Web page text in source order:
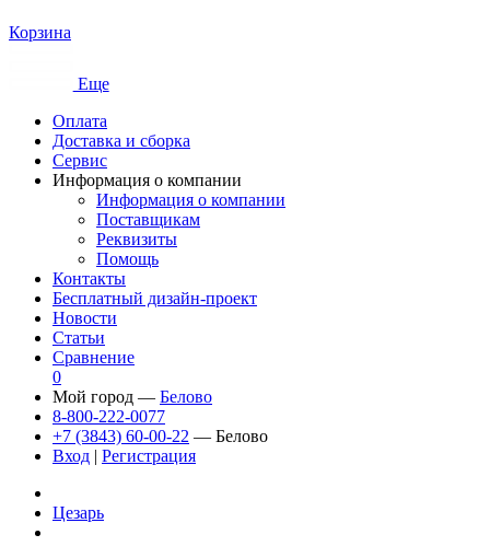
Корзина
Еще
Оплата
Доставка и сборка
Сервис
Информация о компании
Информация о компании
Поставщикам
Реквизиты
Помощь
Контакты
Бесплатный дизайн-проект
Новости
Статьи
Сравнение
0
Мой город — Белово
8-800-222-0077
+7 (3843) 60-00-22 — Белово
Вход | Регистрация
Цезарь